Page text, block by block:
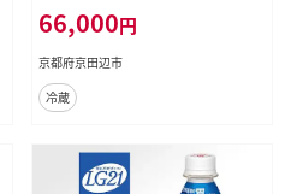
康習慣 6回 半年 お楽しみ 京都 京都
府 京田辺市
66,000円
京都府京田辺市
冷蔵